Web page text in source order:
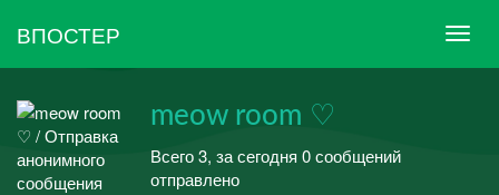
ВПОСТЕР
meow room ♡
Всего 3, за сегодня 0 сообщений
отправлено